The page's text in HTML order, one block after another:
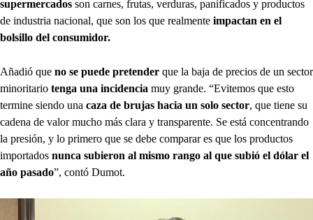
supermercados son carnes, frutas, verduras, panificados y productos
de industria nacional, que son los que realmente impactan en el
bolsillo del consumidor.
Añadió que no se puede pretender que la baja de precios de un sector
minoritario tenga una incidencia muy grande. “Evitemos que esto
termine siendo una caza de brujas hacia un solo sector, que tiene su
cadena de valor mucho más clara y transparente. Se está concentrando
la presión, y lo primero que se debe comparar es que los productos
importados nunca subieron al mismo rango al que subió el dólar el
año pasado”, contó Dumot.